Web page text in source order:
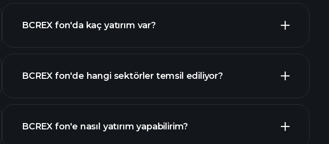
buradan
BCREX fon'da kaç yatırım var?
BCREX fon'de hangi sektörler temsil ediliyor?
BCREX fon'e nasıl yatırım yapabilirim?